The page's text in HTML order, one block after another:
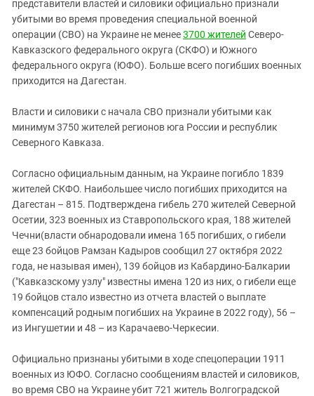
ЮФО
представители властей и силовики официально признали
убитыми во время проведения специальной военной
операции (СВО) на Украине не менее3700 жителей Северо-
Кавказского федерального округа (СКФО) и Южного
федерального округа (ЮФО). Больше всего погибших военных
приходится на Дагестан.
Власти и силовики с начала СВО признали убитыми как
минимум 3750 жителей регионов юга России и республик
Северного Кавказа.
Согласно официальным данным, на Украине погибло 1839
жителей СКФО. Наибольшее число погибших приходится на
Дагестан – 815. Подтверждена гибель 270 жителей Северной
Осетии, 323 военных из Ставропольского края, 188 жителей
Чечни(власти обнародовали имена 165 погибших, о гибели
еще 23 бойцов Рамзан Кадыров сообщил 27 октября 2022
года, не называя имен), 139 бойцов из Кабардино-Балкарии
("Кавказскому узлу" известны имена 120 из них, о гибели еще
19 бойцов стало известно из отчета властей о выплате
компенсаций родным погибших на Украине в 2022 году), 56 –
из Ингушетии и 48 – из Карачаево-Черкесии.
Официально признаны убитыми в ходе спецоперации 1911
военных из ЮФО. Согласно сообщениям властей и силовиков,
во время СВО на Украине убит 721 житель Волгоградской